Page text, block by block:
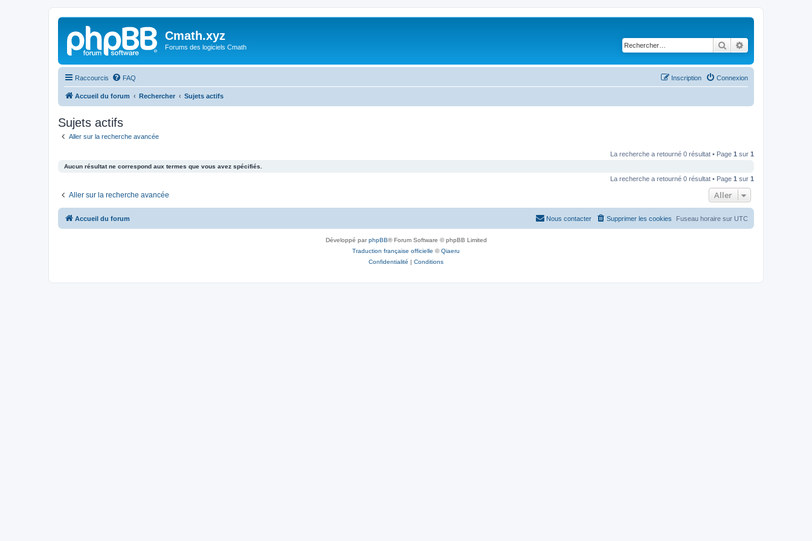
Cmath.xyz
Forums des logiciels Cmath Rechercher
Raccourcis FAQ Connexion
Inscription
Accueil du forum Rechercher Sujets actifs
Sujets actifs
Aller sur la recherche avancée
La recherche a retourné 0 résultat • Page 1 sur 1
Aucun résultat ne correspond aux termes que vous avez spécifiés.
La recherche a retourné 0 résultat • Page 1 sur 1
Aller sur la recherche avancée Aller
Accueil du forum Fuseau horaire sur UTC
Supprimer les cookies
Nous contacter
Développé parphpBB® Forum Software © phpBB Limited
Traduction française officielle ©Qiaeru
Confidentialité | Conditions